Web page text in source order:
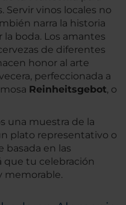
Servir vinos locales no
narra la historia
boda. Los amantes
de diferentes
honor al arte
perfeccionada a
Reinheitsgebot, o
una muestra de la
plato representativo o
en las
que tu celebración
memorable.